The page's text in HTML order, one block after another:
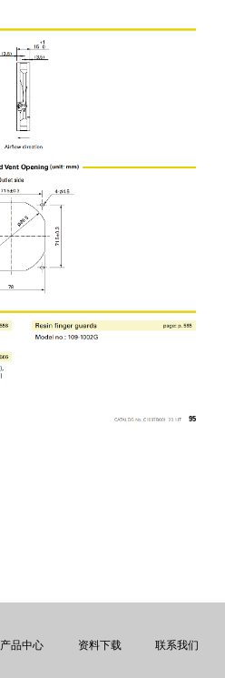
产品中心 资料下载 联系我们